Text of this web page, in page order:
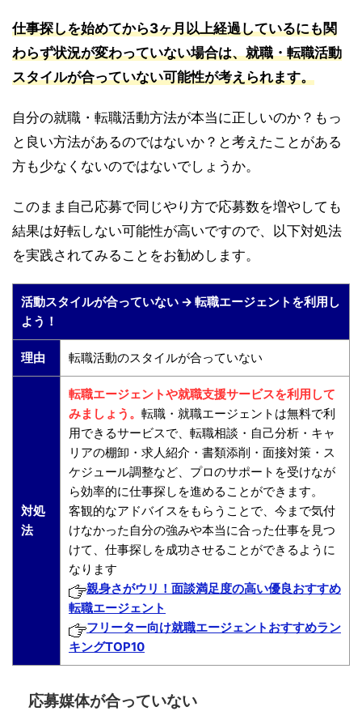
仕事探しを始めてから3ヶ月以上経過しているにも関
わらず状況が変わっていない場合は、就職・転職活動
スタイルが合っていない可能性が考えられます。
自分の就職・転職活動方法が本当に正しいのか？もっ
と良い方法があるのではないか？と考えたことがある
方も少なくないのではないでしょうか。
このまま自己応募で同じやり方で応募数を増やしても
結果は好転しない可能性が高いですので、以下対処法
を実践されてみることをお勧めします。
活動スタイルが合っていない → 転職エージェントを利用し
よう！
理由 転職活動のスタイルが合っていない
対処
法
転職エージェントや就職支援サービスを利用して
みましょう。 転職・就職エージェントは無料で利
用できるサービスで、転職相談・自己分析・キャ
リアの棚卸・求人紹介・書類添削・面接対策・ス
ケジュール調整など、プロのサポートを受けなが
ら効率的に仕事探しを進めることができます。
客観的なアドバイスをもらうことで、今まで気付
けなかった自分の強みや本当に合った仕事を見つ
けて、仕事探しを成功させることができるように
なります
親身さがウリ！面談満足度の高い優良おすすめ
転職エージェント
フリーター向け就職エージェントおすすめラン
キングTOP10
応募媒体が合っていない